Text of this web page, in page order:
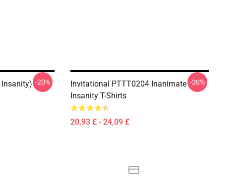
-20%
Invitational PTTT0204 Inanimate
Insanity T-Shirts
20,93 £ - 24,09 £
-20%